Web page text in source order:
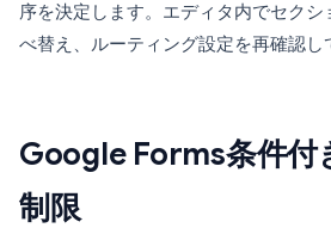
序を決定します。エディタ内でセク
べ替え、ルーティング設定を再確認し
Google Forms条件付
制限